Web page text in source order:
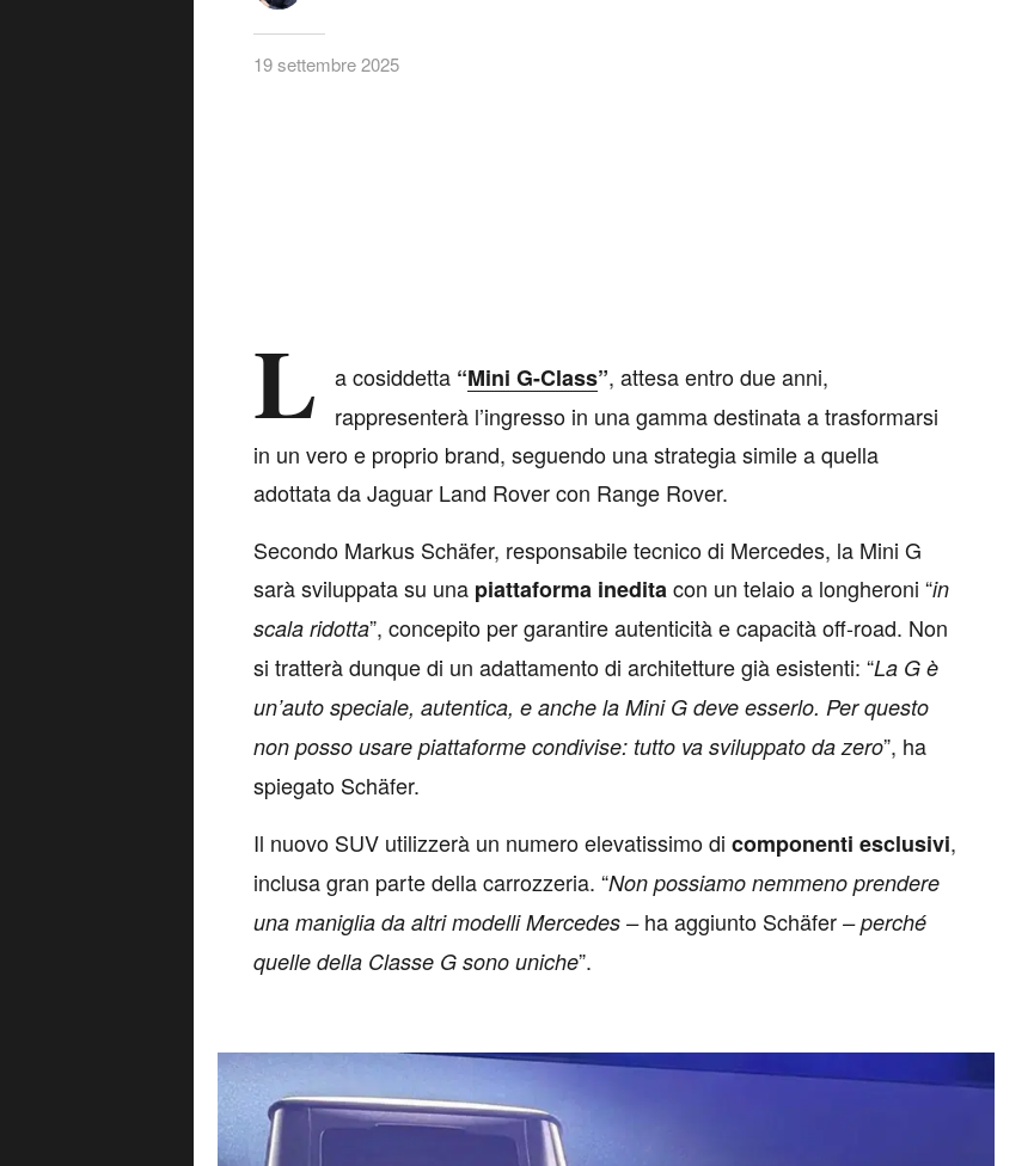
19 settembre 2025
L a cosiddetta “Mini G-Class”, attesa entro due anni,
rappresenterà l’ingresso in una gamma destinata a trasformarsi
in un vero e proprio brand, seguendo una strategia simile a quella
adottata da Jaguar Land Rover con Range Rover.
Secondo Markus Schäfer, responsabile tecnico di Mercedes, la Mini G
sarà sviluppata su una piattaforma ineditacon un telaio a longheroni “in
scala ridotta”, concepito per garantire autenticità e capacità off-road. Non
si tratterà dunque di un adattamento di architetture già esistenti: “La G è
un’auto speciale, autentica, e anche la Mini G deve esserlo. Per questo
non posso usare piattaforme condivise: tutto va sviluppato da zero”, ha
spiegato Schäfer.
Il nuovo SUV utilizzerà un numero elevatissimo di componenti esclusivi,
inclusa gran parte della carrozzeria. “Non possiamo nemmeno prendere
una maniglia da altri modelli Mercedes –ha aggiunto Schäfer – perché
quelle della Classe G sono uniche”.